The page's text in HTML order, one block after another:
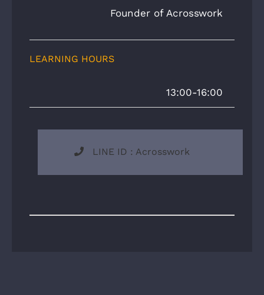
Founder of Acrosswork
LEARNING HOURS
13:00-16:00
LINE ID : Acrosswork